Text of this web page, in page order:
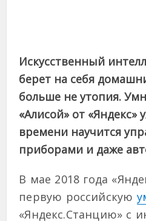
Искусственный
берет на себя
больше не утопия.
«Алисой» от «Яндекс»
времени научится
приборами и даже
В мае 2018 года
первую российскую
«Яндекс.Станцию» с